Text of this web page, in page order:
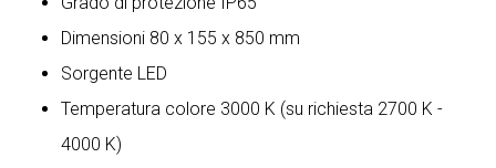
Dimensioni 80 x 155 x 850 mm
Sorgente LED
Temperatura colore 3000 K (su richiesta 2700 K -
4000 K)